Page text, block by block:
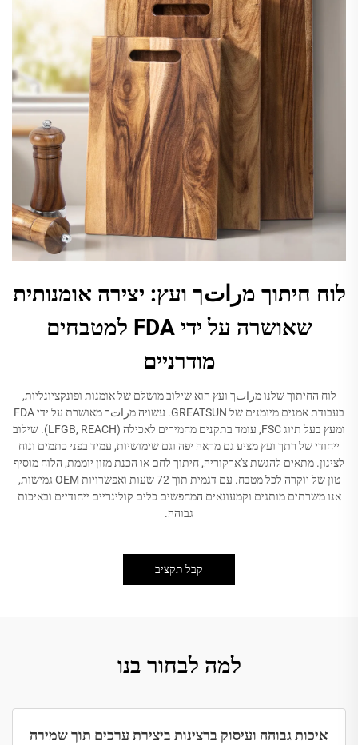
לוח חיתוך מراتך ועץ: יצירה אומנותית
שאושרה על ידי FDA למטבחים
מודרניים
לוח החיתוך שלנו מراتך ועץ הוא שילוב מושלם של אומנות ופונקציונליות,
בעבודת אמנים מיומנים של GREATSUN. עשויה מراتך מאושרת על ידי FDA
ומעץ בעל תיוג FSC, עומד בתקנים מחמירים לאכילה (LFGB, REACH). שילוב
ייחודי של רתך ועץ מציע גם מראה יפה וגם שימושיות, עמיד בפני כתמים ונוח
לצינון. מתאים להגשת צ'ארקוריה, חיתוך לחם או הכנת מזון יוממת, הלוח מוסיף
טון של יוקרה לכל מטבח. עם דגמית תוך 72 שעות ואפשרויות OEM גמישות,
אנו משרתים מותגים וקמעונאים המחפשים כלים קולינריים ייחודיים ובאיכות
גבוהה.
קבל תקציב
למה לבחור בנו
איכות גבוהה ועיסוק ברצינות ביצירת ערכים תוך שמירה